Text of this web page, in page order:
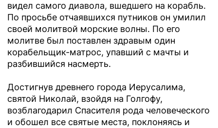
видел самого диавола, вшедшего на корабль.
По просьбе отчаявшихся путников он умилил
своей молитвой морские волны. По его
молитве был поставлен здравым один
корабельщик-матрос, упавший с мачты и
разбившийся насмерть.
Достигнув древнего города Иерусалима,
святой Николай, взойдя на Голгофу,
возблагодарил Спасителя рода человеческого
и обошел все святые места, поклоняясь и